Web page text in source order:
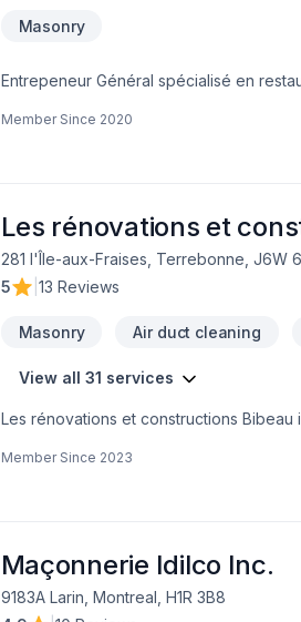
Masonry
Entrepeneur Général spécialisé en
genre sur parement extérieur.
Member Since 2020
Les rénovations et
281 l'Île-aux-Fraises, Terrebonne, J6W
5
13 Reviews
Masonry Air duct cleaning
View all 31 services
Les rénovations et constructions
Salle de bain, Sous-sol dans les
Member Since 2023
Maçonnerie Idilco Inc.
9183A Larin, Montreal, H1R 3B8